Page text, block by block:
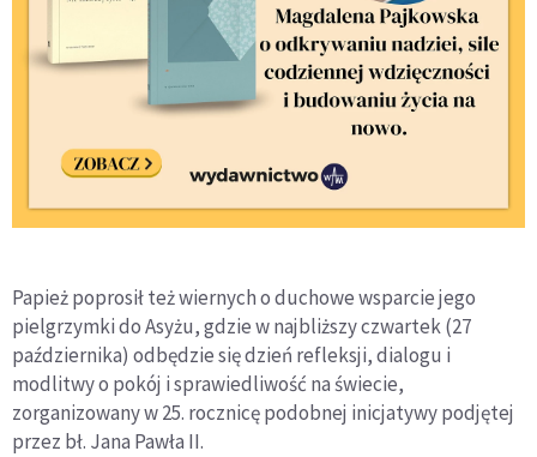
Papież poprosił też wiernych o duchowe wsparcie jego
pielgrzymki do Asyżu, gdzie w najbliższy czwartek (27
października) odbędzie się dzień refleksji, dialogu i
modlitwy o pokój i sprawiedliwość na świecie,
zorganizowany w 25. rocznicę podobnej inicjatywy podjętej
przez bł. Jana Pawła II.